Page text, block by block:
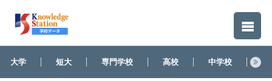
大学 短大 専門学校 高校 中学校